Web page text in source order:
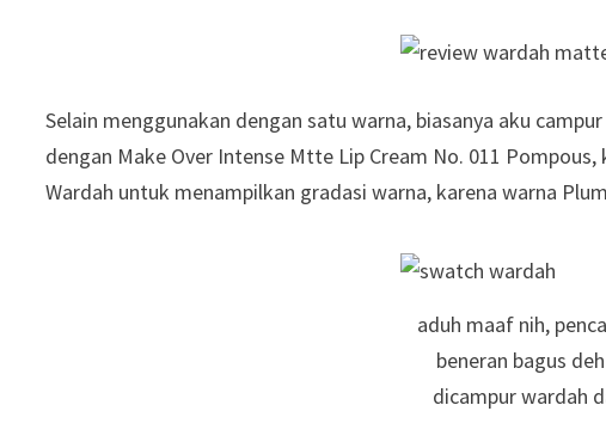
Selain menggunakan dengan satu warna, biasanya aku
dengan Make Over Intense Mtte Lip Cream No. 011
Wardah untuk menampilkan gradasi warna, karena warna
aduh maaf nih,
beneran bagus
dicampur wardah